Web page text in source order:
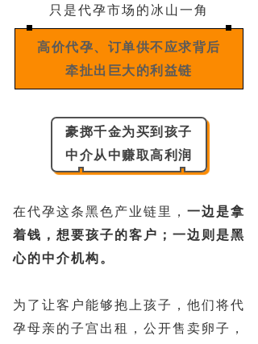
只是代孕市场的冰山一角
高价代孕、订单供不应求背后
牵扯出巨大的利益链
豪掷千金为买到孩子
中介从中赚取高利润
在代孕这条黑色产业链里， 一边是拿
着钱，想要孩子的客户；一边则是黑
心的中介机构。
为了让客户能够抱上孩子，他们将代
孕母亲的子宫出租，公开售卖卵子，